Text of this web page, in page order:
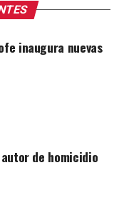
inaugura nuevas
de homicidio